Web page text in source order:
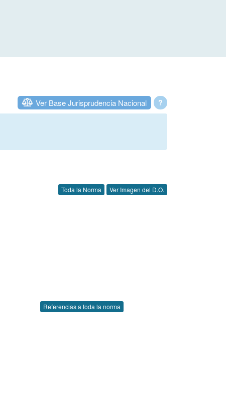
?
Ver Base Jurisprudencia Nacional
Toda la Norma Ver Imagen del D.O.
Referencias a toda la norma